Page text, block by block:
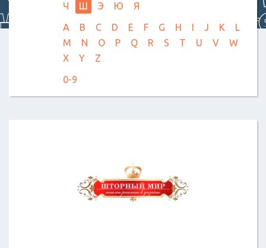
Ч
Ш Э Ю
Я
A
B C D E F G H I J K
L
M
N O P Q R S T U V
W
X
Y
Z
0-9